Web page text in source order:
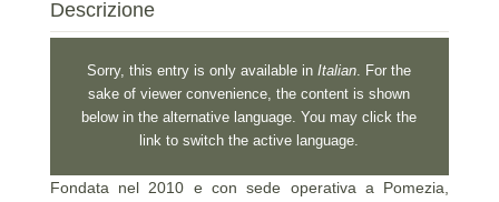
Descrizione
Sorry, this entry is only available inItalian. For the
sake of viewer convenience, the content is shown
below in the alternative language. You may click the
link to switch the active language.
Fondata nel 2010 e con sede operativa a Pomezia,